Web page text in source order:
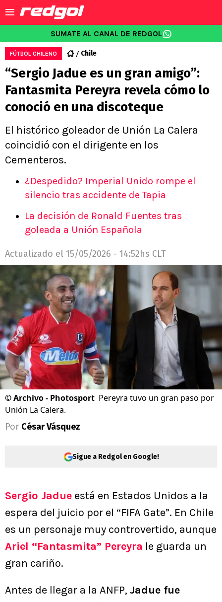
SUMATE AL CANAL DE REDGOL
FÚTBOL CHILENO Chile
“Sergio Jadue es un gran amigo”:
Fantasmita Pereyra revela cómo lo
conoció en una discoteque
El histórico goleador de Unión La Calera
coincidió con el dirigente en los
Cementeros.
¿Despedido? Imperial Unido rompe el
silencio tras accidente de Tapia
La decisión de Ronald Fuentes tras
goleada a Unión Española
Actualizado el 15/05/2026 - 14:52hs CLT
©Archivo - Photosport Pereyra tuvo un gran paso por
Unión La Calera.
Por César Vásquez
Sigue a Redgol en Google!
Sergio Jadue está en Estados Unidos a la
espera del juicio por el “FIFA Gate”. En Chile
es un personaje muy controvertido, aunque
Ariel “Fantasmita” Pereyra le guarda un
gran cariño.
Antes de llegar a la ANFP, Jadue fue